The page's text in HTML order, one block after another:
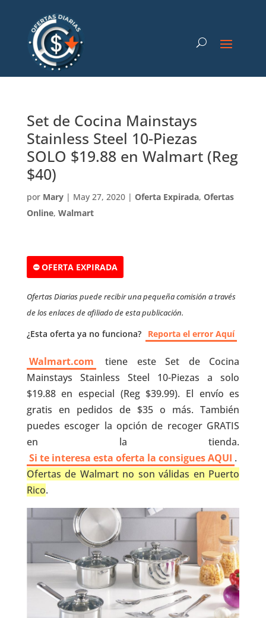
Set de Cocina Mainstays
Stainless Steel 10-Piezas
SOLO $19.88 en Walmart (Reg
$40)
por Mary| May 27, 2020| Oferta Expirada, Ofertas
Online, Walmart
⛔ OFERTA EXPIRADA
Ofertas Diarias puede recibir una pequeña comisión a través
de los enlaces de afiliado de esta publicación.
¿Esta oferta ya no funciona? Reporta el error Aquí
Walmart.com
tiene este Set de Cocina
Mainstays Stainless Steel 10-Piezas a solo
$19.88 en especial (Reg $39.99). El envío es
gratis en pedidos de $35 o más. También
puedes escoger la opción de recoger GRATIS
en la tienda.
Si te interesa esta oferta la consigues AQUI .
Ofertas de Walmart no son válidas en Puerto
Rico.